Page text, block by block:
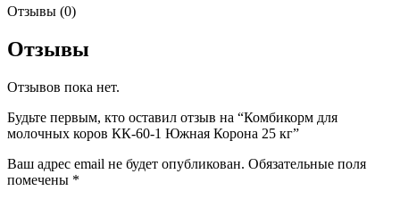
Отзывы (0)
Отзывы
Отзывов пока нет.
Будьте первым, кто оставил отзыв на “Комбикорм для
молочных коров КК-60-1 Южная Корона 25 кг”
Ваш адрес email не будет опубликован. Обязательные поля
помечены *